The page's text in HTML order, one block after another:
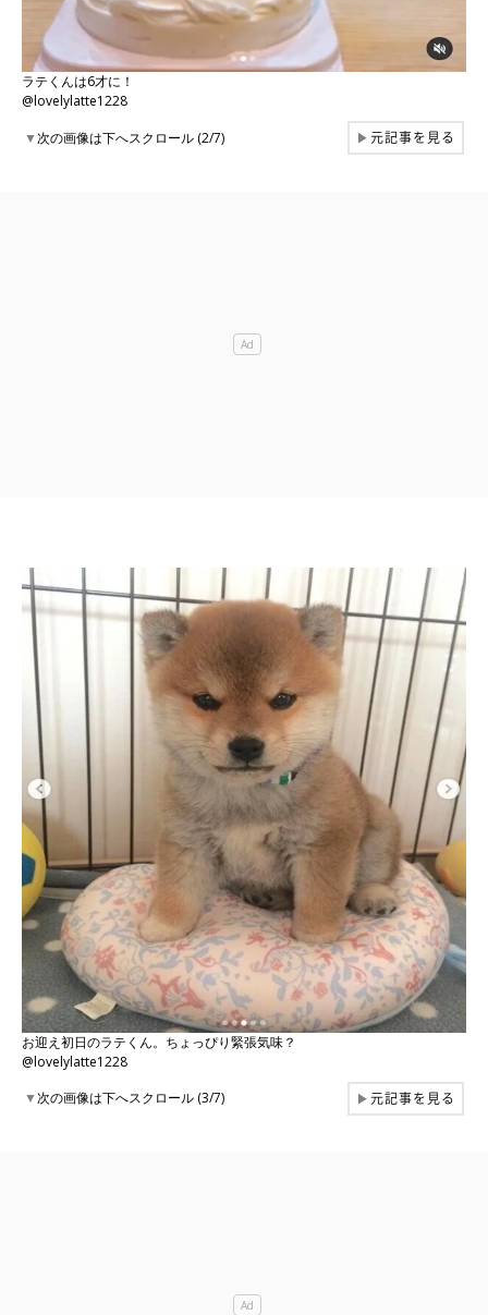
ラテくんは6才に！
@lovelylatte1228
▼次の画像は下へスクロール (2/7) ▶元記事を見る
お迎え初日のラテくん。ちょっぴり緊張気味？
@lovelylatte1228
▼次の画像は下へスクロール (3/7) ▶元記事を見る